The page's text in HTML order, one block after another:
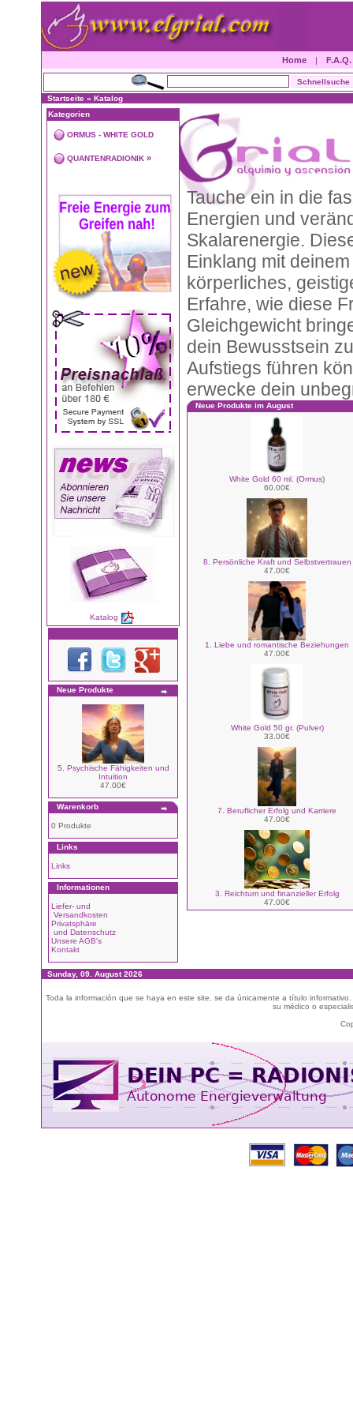
Home | F.A.Q.
Startseite » Katalog
Kategorien
ORMUS - WHITE GOLD
QUANTENRADIONIK »
Katalog
Neue Produkte
5. Psychische Fähigkeiten und
Intuition
47.00€
Warenkorb
0 Produkte
Links
Links
Informationen
Liefer- und
Versandkosten
Privatsphäre
und Datenschutz
Unsere AGB's
Kontakt
Tauche ein in die
Energien und
Skalarenergie.
Einklang mit
körperliches,
Erfahre, wie diese
Gleichgewicht
dein Bewusstsein
Aufstiegs führen
erwecke dein
Neue Produkte im August
White Gold 60 ml. (Ormus)
60.00€
8. Persönliche Kraft und Selbstvertrauen
47.00€
1. Liebe und romantische Beziehungen
47.00€
White Gold 50 gr. (Pulver)
33.00€
7. Beruflicher Erfolg und Karriere
47.00€
3. Reichtum und finanzieller Erfolg
47.00€
Sunday, 09. August 2026
Toda la información que se haya en este site, se da únicamente a título
su médico o